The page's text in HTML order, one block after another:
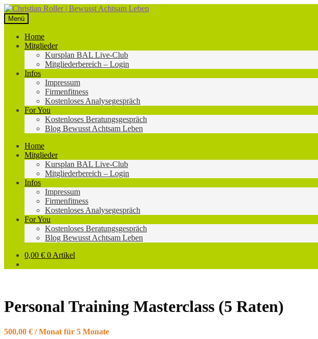
Zur
Navigation
springen
Zum
Inhalt
springen
Menü
Home
Mitglieder
Kursplan BAL Live-Club
Mitgliederbereich – Login
Infos
Impressum
Firmenfitness
Kostenloses Analysegespräch
For You
Kostenloses Beratungsgespräch
Blog Bewusst Achtsam Leben
Home
Mitglieder
Kursplan BAL Live-Club
Mitgliederbereich – Login
Infos
Impressum
Firmenfitness
Kostenloses Analysegespräch
For You
Kostenloses Beratungsgespräch
Blog Bewusst Achtsam Leben
0,00 € 0 Artikel
Personal Training Masterclass (5 Raten)
500,00 € / Monat für 5 Monate